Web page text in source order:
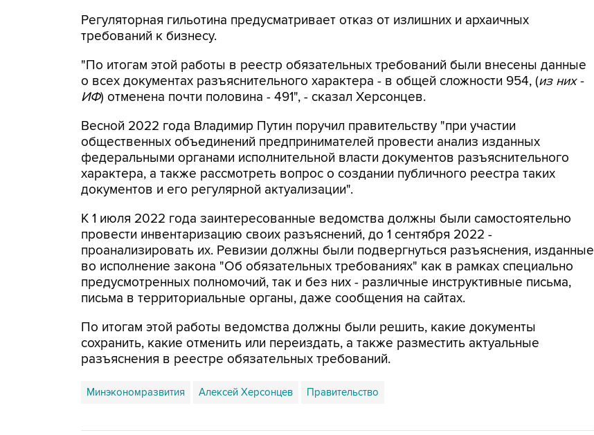
Регуляторная гильотина предусматривает отказ от излишних и архаичных
требований к бизнесу.
"По итогам этой работы в реестр обязательных требований были внесены данные
о всех документах разъяснительного характера - в общей сложности 954, (из них -
ИФ) отменена почти половина - 491", - сказал Херсонцев.
Весной 2022 года Владимир Путин поручил правительству "при участии
общественных объединений предпринимателей провести анализ изданных
федеральными органами исполнительной власти документов разъяснительного
характера, а также рассмотреть вопрос о создании публичного реестра таких
документов и его регулярной актуализации".
К 1 июля 2022 года заинтересованные ведомства должны были самостоятельно
провести инвентаризацию своих разъяснений, до 1 сентября 2022 -
проанализировать их. Ревизии должны были подвергнуться разъяснения, изданные
во исполнение закона "Об обязательных требованиях" как в рамках специально
предусмотренных полномочий, так и без них - различные инструктивные письма,
письма в территориальные органы, даже сообщения на сайтах.
По итогам этой работы ведомства должны были решить, какие документы
сохранить, какие отменить или переиздать, а также разместить актуальные
разъяснения в реестре обязательных требований.
Минэкономразвития Алексей Херсонцев Правительство